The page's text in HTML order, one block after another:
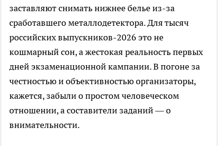
заставляют снимать нижнее белье из-за
сработавшего металлодетектора. Для тысяч
российских выпускников-2026 это не
кошмарный сон, а жестокая реальность первых
дней экзаменационной кампании. В погоне за
честностью и объективностью организаторы,
кажется, забыли о простом человеческом
отношении, а составители заданий — о
внимательности.